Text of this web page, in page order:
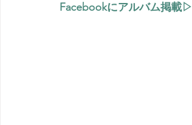
Facebookにアルバム掲載▷